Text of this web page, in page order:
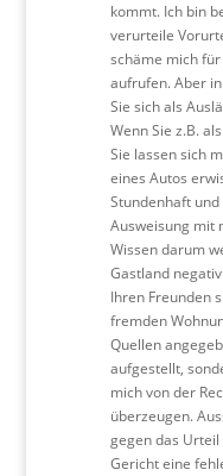
kommt. Ich bin
verurteile
schäme mich
aufrufen. Aber
Sie sich als
Wenn Sie z.B.
Sie lassen sich
eines Autos
Stundenhaft
Ausweisung mit
Wissen darum
Gastland
Ihren Freunden
fremden
Quellen
aufgestellt,
mich von der
überzeugen.
gegen das
Gericht eine